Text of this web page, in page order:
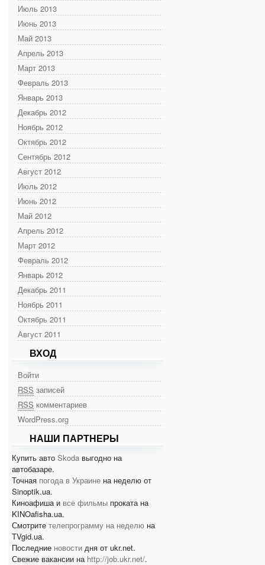
Июль 2013
Июнь 2013
Май 2013
Апрель 2013
Март 2013
Февраль 2013
Январь 2013
Декабрь 2012
Ноябрь 2012
Октябрь 2012
Сентябрь 2012
Август 2012
Июль 2012
Июнь 2012
Май 2012
Апрель 2012
Март 2012
Февраль 2012
Январь 2012
Декабрь 2011
Ноябрь 2011
Октябрь 2011
Август 2011
ВХОД
Войти
RSS записей
RSS комментариев
WordPress.org
НАШИ ПАРТНЕРЫ
Купить авто Skoda выгодно на
автобазаре.
Точная погода в Украине на неделю от
Sinoptik.ua.
Киноафиша и все фильмы проката на
KINOafisha.ua.
Смотрите телепрограмму на неделю на
TVgid.ua.
Последние новости дня от ukr.net.
Свежие вакансии на http://job.ukr.net/.